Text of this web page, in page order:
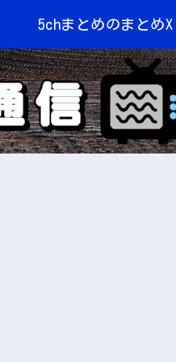
5chまとめのまとめX